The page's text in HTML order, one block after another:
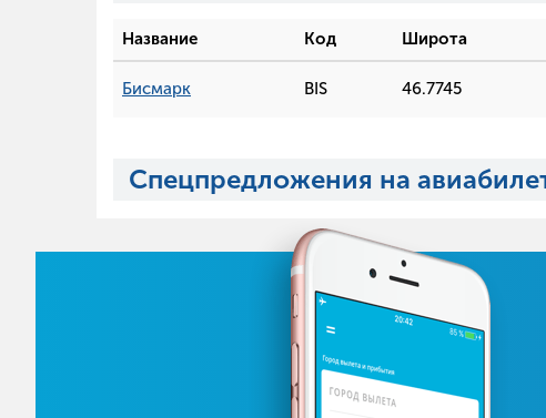
Название Код Широта
Бисмарк BIS 46.7745
Спецпредложения на